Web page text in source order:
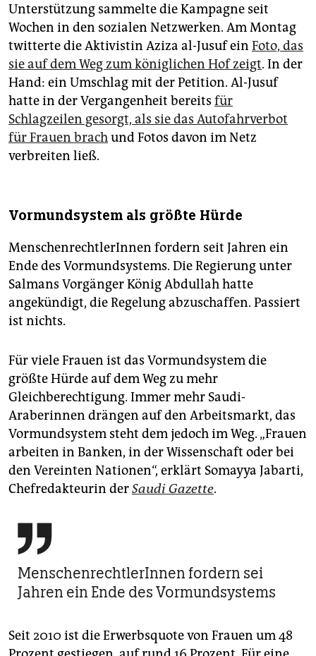
Unterstützung sammelte die Kampagne seit
Wochen in den sozialen Netzwerken. Am Montag
twitterte die Aktivistin Aziza al-Jusuf ein Foto, das
sie auf dem Weg zum königlichen Hof zeigt. In der
Hand: ein Umschlag mit der Petition. Al-Jusuf
hatte in der Vergangenheit bereits für
Schlagzeilen gesorgt, als sie das Autofahrverbot
für Frauen brachund Fotos davon im Netz
verbreiten ließ.
Vormundsystem als größte Hürde
MenschenrechtlerInnen fordern seit Jahren ein
Ende des Vormundsystems. Die Regierung unter
Salmans Vorgänger König Abdullah hatte
angekündigt, die Regelung abzuschaffen. Passiert
ist nichts.
Für viele Frauen ist das Vormundsystem die
größte Hürde auf dem Weg zu mehr
Gleichberechtigung. Immer mehr Saudi-
Araberinnen drängen auf den Arbeitsmarkt, das
Vormundsystem steht dem jedoch im Weg. „Frauen
arbeiten in Banken, in der Wissenschaft oder bei
den Vereinten Nationen“, erklärt Somayya Jabarti,
Chefredakteurin derSaudi Gazette.

MenschenrechtlerInnen fordern sei
Jahren ein Ende des Vormundsystems
Seit 2010 ist die Erwerbsquote von Frauen um 48